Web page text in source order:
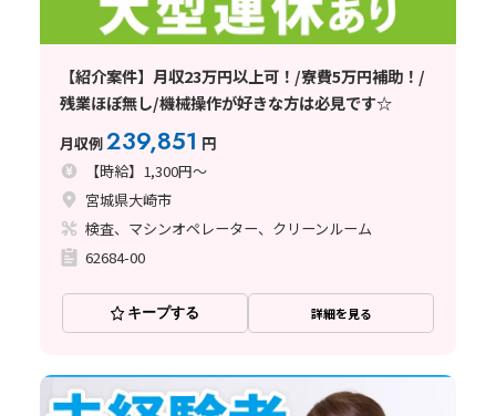
【紹介案件】月収23万円以上可！/寮費5万円補助！/
残業ほぼ無し/機械操作が好きな方は必見です☆
月収例239,851 円
【時給】1,300円～
宮城県大崎市
検査、マシンオペレーター、クリーンルーム
62684-00
キープする 詳細を見る